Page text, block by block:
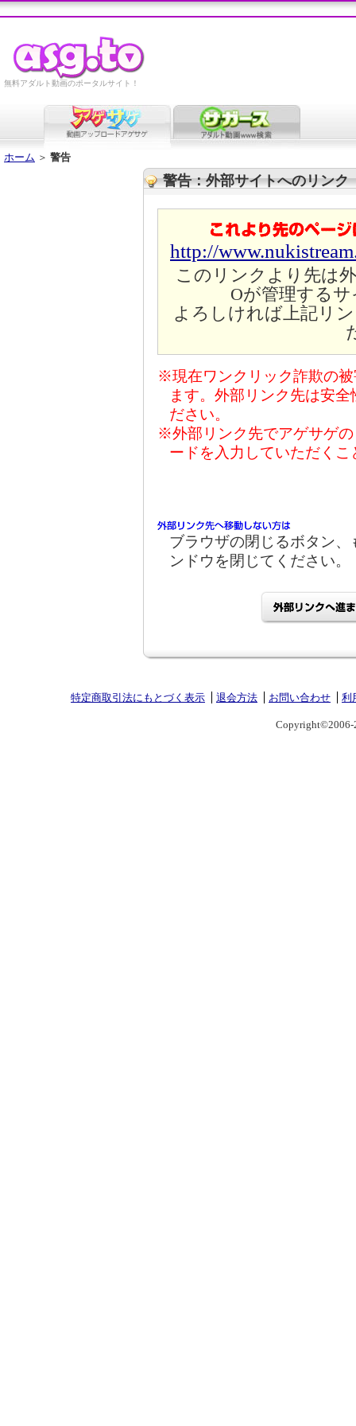
無料アダルト動画のポータルサイト！
ホーム ＞ 警告
警告：外部サイトへのリンク
http://
このリンクより先は
Oが管理する
よろしければ上記リ
※現在ワンクリック詐欺の
ます。外部リンク先は安
ださい。
※外部リンク先でアゲサゲ
ードを入力していただく
ブラウザの閉じるボタン
ンドウを閉じてください。
特定商取引法にもとづく表示 退会方法 お問い合わせ 利
Copyright©2006-